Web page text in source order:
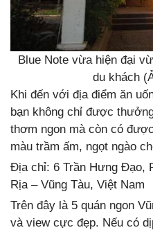
Blue Note vừa hiện đại
du khách
Khi đến với địa điểm ăn
bạn không chỉ được
thơm ngon mà còn có
màu trầm ấm, ngọt ngào
Địa chỉ: 6 Trần Hưng Đạo,
Rịa – Vũng Tàu, Việt Nam
Trên đây là 5 quán ngon
và view cực đẹp. Nếu có